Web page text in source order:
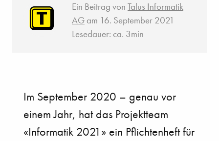
Ein Beitrag von Talus Informatik
AG am 16. September 2021
Lesedauer: ca. 3min
Im September 2020 – genau vor
einem Jahr, hat das Projektteam
«Informatik 2021» ein Pflichtenheft für